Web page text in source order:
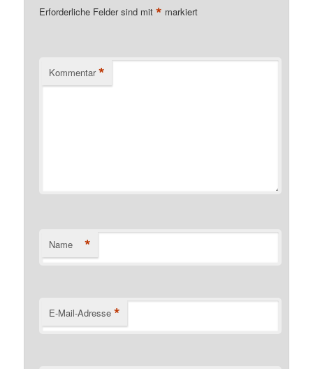
Erforderliche Felder sind mit* markiert
Kommentar *
Name *
E-Mail-Adresse *